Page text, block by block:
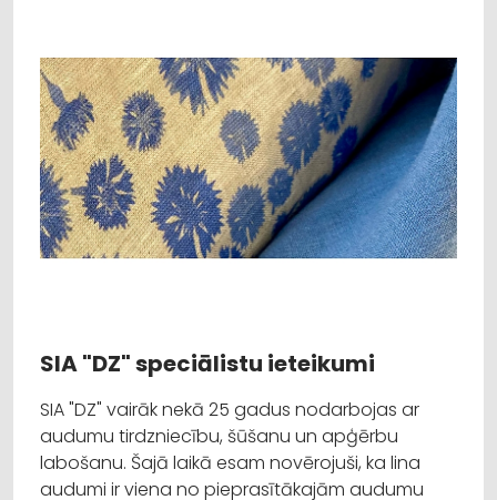
SIA "DZ" speciālistu ieteikumi
SIA "DZ" vairāk nekā 25 gadus nodarbojas ar
audumu tirdzniecību, šūšanu un apģērbu
labošanu. Šajā laikā esam novērojuši, ka lina
audumi ir viena no pieprasītākajām audumu